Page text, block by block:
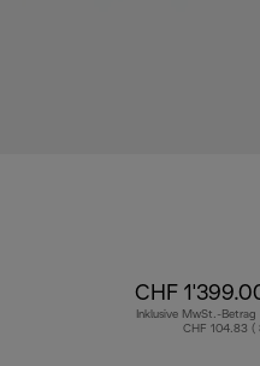
CHF
Inklusive MwSt.-Betrag
CHF 104.83 (